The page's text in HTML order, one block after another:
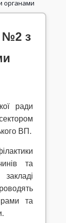
органами
№2 з
ради
ВП.
та
та